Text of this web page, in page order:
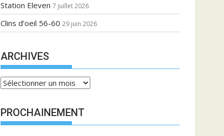
Station Eleven 7 juillet 2026
Clins d’oeil 56-60 29 juin 2026
ARCHIVES
A
c
h
PROCHAINEMENT